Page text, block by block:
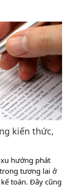
kiến thức,
hướng phát
tương lai ở
toán. Đây cũng